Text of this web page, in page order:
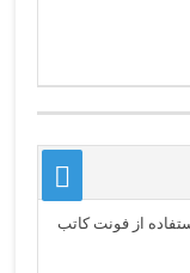
از فونت کاتب